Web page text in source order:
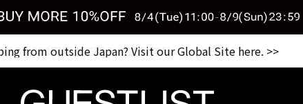
込33,000円以上ご購入で送料無料 CHECK IT>>
from outside Japan? Visit our Global Site here. >>